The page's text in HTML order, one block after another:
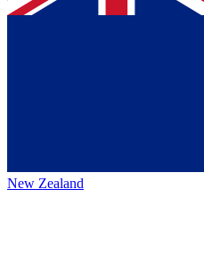
New Zealand